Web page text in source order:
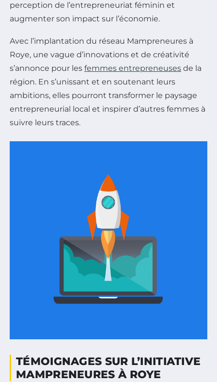
perception de l’entrepreneuriat féminin et
augmenter son impact sur l’économie.
Avec l’implantation du réseau Mampreneures à
Roye, une vague d’innovations et de créativité
s’annonce pour les femmes entrepreneuses de la
région. En s’unissant et en soutenant leurs
ambitions, elles pourront transformer le paysage
entrepreneurial local et inspirer d’autres femmes à
suivre leurs traces.
TÉMOIGNAGES SUR L’INITIATIVE
MAMPRENEURES À ROYE